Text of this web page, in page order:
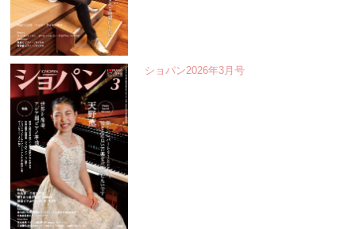
ショパン2026年3月号